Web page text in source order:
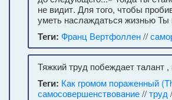
не видит. Для того, чтобы
уметь наслаждаться жизнью
Теги: Франц Вертфоллен//
Тяжкий труд побеждает талант ,
Теги: Как громом пораженный
самосовершенствование//труд